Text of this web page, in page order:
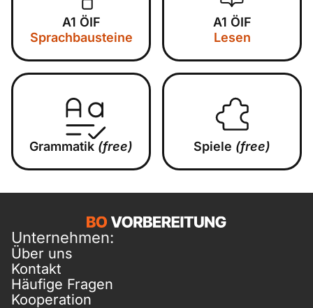
A1 ÖIF
Sprachbausteine
A1 ÖIF
Lesen
Grammatik (free) Spiele (free)
Unternehmen:
Über uns
Kontakt
Häufige Fragen
Kooperation